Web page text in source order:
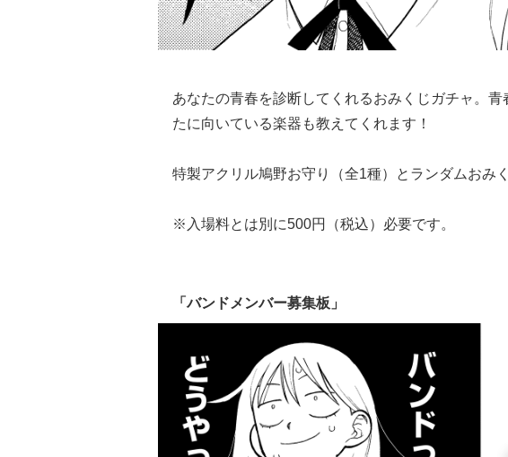
あなたの青春を診断してくれるおみくじガチャ。
たに向いている楽器も教えてくれます！
特製アクリル鳩野お守り（全1種）とランダムおみ
※入場料とは別に500円（税込）必要です。
「バンドメンバー募集板」